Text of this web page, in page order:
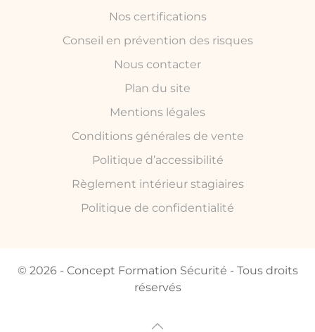
Nos certifications
Conseil en prévention des risques
Nous contacter
Plan du site
Mentions légales
Conditions générales de vente
Politique d’accessibilité
Règlement intérieur stagiaires
Politique de confidentialité
© 2026 - Concept Formation Sécurité - Tous droits
réservés